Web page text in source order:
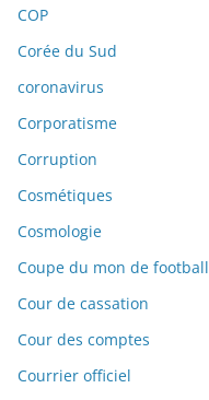
COP
Corée du Sud
coronavirus
Corporatisme
Corruption
Cosmétiques
Cosmologie
Coupe du mon de football
Cour de cassation
Cour des comptes
Courrier officiel